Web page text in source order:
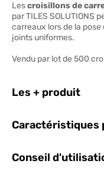
Lescroisillons de
par TILES SOLUTIONS
carreaux lors de la
joints uniformes.
Vendu par lot de 500
Les + produit
Caractéristiques
Conseil